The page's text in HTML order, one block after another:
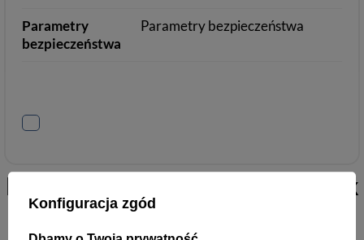
Parametry
bezpieczeństwa
Parametry bezpieczeństwa
Podobne do Gamer 4 Life - Black
Konfiguracja zgód